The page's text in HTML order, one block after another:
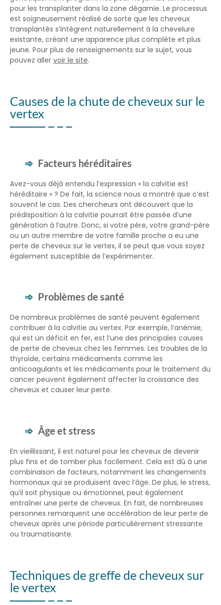
pour les transplanter dans la zone dégarnie. Le processus
est soigneusement réalisé de sorte que les cheveux
transplantés s’intègrent naturellement à la chevelure
existante, créant une apparence plus complète et plus
jeune. Pour plus de renseignements sur le sujet, vous
pouvez aller voir le site.
Causes de la chute de cheveux sur le
vertex
Facteurs héréditaires
Avez-vous déjà entendu l’expression « la calvitie est
héréditaire » ? De fait, la science nous a montré que c’est
souvent le cas. Des chercheurs ont découvert que la
prédisposition à la calvitie pourrait être passée d’une
génération à l’autre. Donc, si votre père, votre grand-père
ou un autre membre de votre famille proche a eu une
perte de cheveux sur le vertex, il se peut que vous soyez
également susceptible de l’expérimenter.
Problèmes de santé
De nombreux problèmes de santé peuvent également
contribuer à la calvitie au vertex. Par exemple, l’anémie,
qui est un déficit en fer, est l’une des principales causes
de perte de cheveux chez les femmes. Les troubles de la
thyroïde, certains médicaments comme les
anticoagulants et les médicaments pour le traitement du
cancer peuvent également affecter la croissance des
cheveux et causer leur perte.
Âge et stress
En vieillissant, il est naturel pour les cheveux de devenir
plus fins et de tomber plus facilement. Cela est dû à une
combinaison de facteurs, notamment les changements
hormonaux qui se produisent avec l’âge. De plus, le stress,
qu’il soit physique ou émotionnel, peut également
entraîner une perte de cheveux. En fait, de nombreuses
personnes remarquent une accélération de leur perte de
cheveux après une période particulièrement stressante
ou traumatisante.
Techniques de greffe de cheveux sur
le vertex